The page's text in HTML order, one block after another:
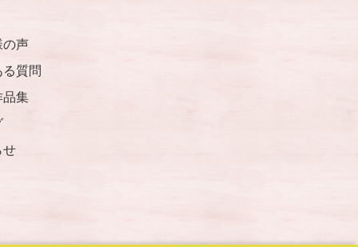
の声
る質問
品集
せ